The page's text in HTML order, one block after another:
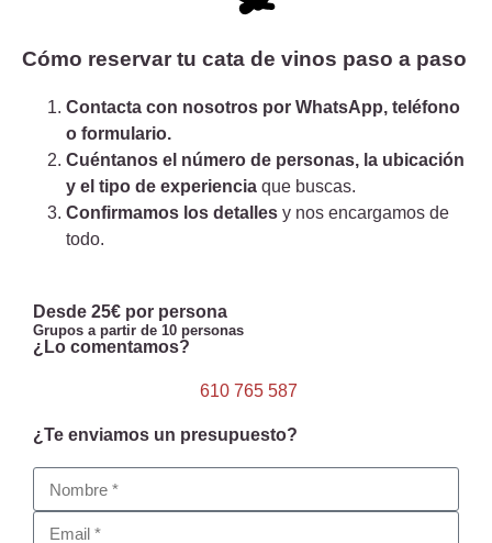
Cómo reservar tu cata de vinos paso a paso
Contacta con nosotros por WhatsApp, teléfono
o formulario.
Cuéntanos el número de personas, la ubicación
y el tipo de experiencia que buscas.
Confirmamos los detalles y nos encargamos de
todo.
Desde 25€ por persona
Grupos a partir de 10 personas
¿Lo comentamos?
610 765 587
¿Te enviamos un presupuesto?